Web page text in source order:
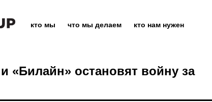
кто мы что мы делаем кто нам нужен
«Билайн» остановят войну за